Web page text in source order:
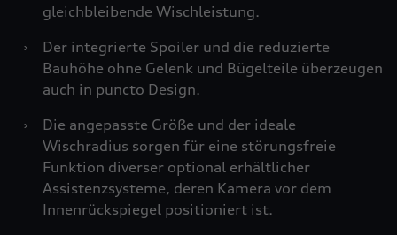
gleichbleibende Wischleistung.
›
Der integrierte Spoiler und die reduzierte
Bauhöhe ohne Gelenk und Bügelteile überzeugen
auch in puncto Design.
›
Die angepasste Größe und der ideale
Wischradius sorgen für eine störungsfreie
Funktion diverser optional erhältlicher
Assistenzsysteme, deren Kamera vor dem
Innenrückspiegel positioniert ist.